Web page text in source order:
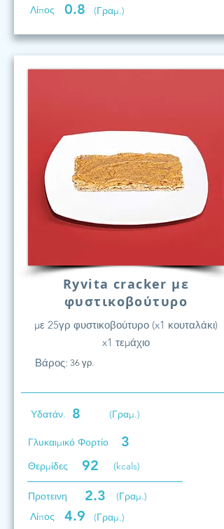
Λίπος
0.8 (Γραμ.)
Ryvita cracker με
φυστικοβούτυρο
με 25γρ φυστικοβούτυρο (x1 κουταλάκι)
x1 τεμάχιο
Βάρος: 36 γρ.
Υδατάν. 8 (Γραμ.)
Γλυκαιμικό Φορτίο 3
Θερμίδες 92 (kcals)
Προτεινη 2.3
(Γραμ.)
Λίπος
4.9 (Γραμ.)